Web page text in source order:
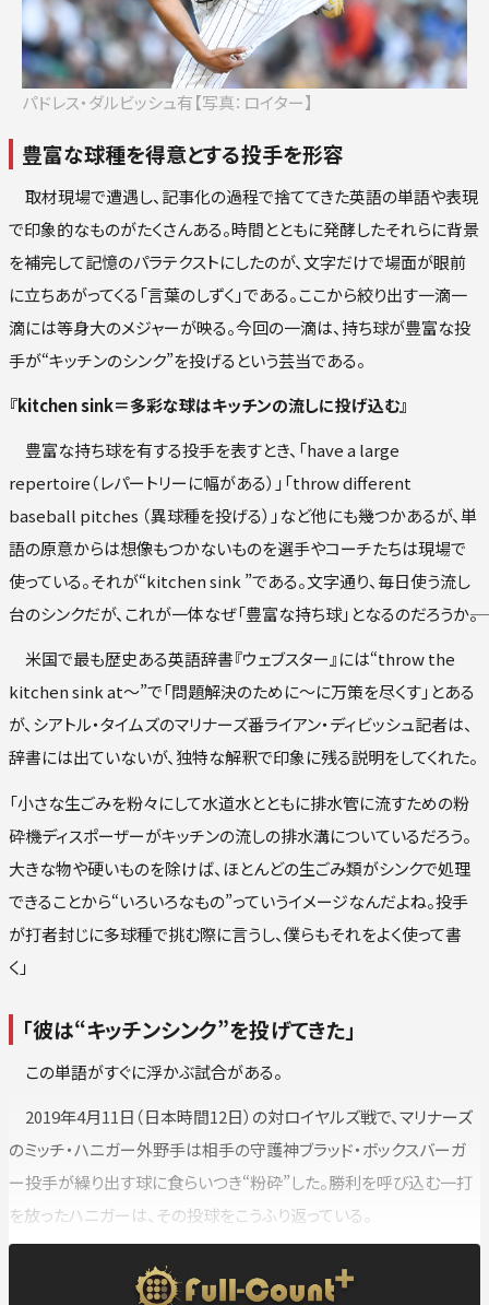
パドレス・ダルビッシュ有【写真：ロイター】
豊富な球種を得意とする投手を形容
取材現場で遭遇し、記事化の過程で捨ててきた英語の単語や表現
で印象的なものがたくさんある。時間とともに発酵したそれらに背景
を補完して記憶のパラテクストにしたのが、文字だけで場面が眼前
に立ちあがってくる「言葉のしずく」である。ここから絞り出す一滴一
滴には等身大のメジャーが映る。今回の一滴は、持ち球が豊富な投
手が“キッチンのシンク”を投げるという芸当である。
『kitchen sink＝多彩な球はキッチンの流しに投げ込む』
豊富な持ち球を有する投手を表すとき、「have a large
repertoire（レパートリーに幅がある）」「throw different
baseball pitches （異球種を投げる）」など他にも幾つかあるが、単
語の原意からは想像もつかないものを選手やコーチたちは現場で
使っている。それが“kitchen sink ”である。文字通り、毎日使う流し
台のシンクだが、これが一体なぜ「豊富な持ち球」となるのだろうか――。
米国で最も歴史ある英語辞書『ウェブスター』には“throw the
kitchen sink at～”で「問題解決のために～に万策を尽くす」とある
が、シアトル・タイムズのマリナーズ番ライアン・ディビッシュ記者は、
辞書には出ていないが、独特な解釈で印象に残る説明をしてくれた。
「小さな生ごみを粉々にして水道水とともに排水管に流すための粉
砕機ディスポーザーがキッチンの流しの排水溝についているだろう。
大きな物や硬いものを除けば、ほとんどの生ごみ類がシンクで処理
できることから“いろいろなもの”っていうイメージなんだよね。投手
が打者封じに多球種で挑む際に言うし、僕らもそれをよく使って書
く」
「彼は“キッチンシンク”を投げてきた」
この単語がすぐに浮かぶ試合がある。
2019年4月11日（日本時間12日）の対ロイヤルズ戦で、マリナーズ
のミッチ・ハニガー外野手は相手の守護神ブラッド・ボックスバーガ
ー投手が繰り出す球に食らいつき“粉砕”した。勝利を呼び込む一打
を放ったハニガーは、その投球をこうふり返っている。